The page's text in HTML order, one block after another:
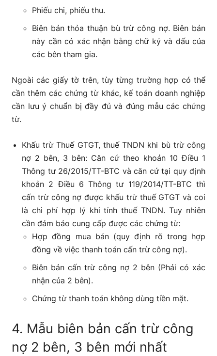
Phiếu chi, phiếu thu.
Biên bản thỏa thuận bù trừ công nợ. Biên bản
này cần có xác nhận bằng chữ ký và dấu của
các bên tham gia.
Ngoài các giấy tờ trên, tùy từng trường hợp có thể
cần thêm các chứng từ khác, kế toán doanh nghiệp
cần lưu ý chuẩn bị đầy đủ và đúng mẫu các chứng
từ.
Khấu trừ Thuế GTGT, thuế TNDN khi bù trừ công
nợ 2 bên, 3 bên: Căn cứ theo khoản 10 Điều 1
Thông tư 26/2015/TT-BTC và căn cứ tại quy định
khoản 2 Điều 6 Thông tư 119/2014/TT-BTC thì
cấn trừ công nợ được khấu trừ thuế GTGT và coi
là chi phí hợp lý khi tính thuế TNDN. Tuy nhiên
cần đảm bảo cung cấp được các chứng từ:
Hợp đồng mua bán (quy định rõ trong hợp
đồng về việc thanh toán cấn trừ công nợ).
Biên bản cấn trừ công nợ 2 bên (Phải có xác
nhận của 2 bên).
Chứng từ thanh toán không dùng tiền mặt.
4. Mẫu biên bản cấn trừ công
nợ 2 bên, 3 bên mới nhất